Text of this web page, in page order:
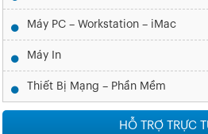
Máy PC – Workstation – iMac
Máy In
Thiết Bị Mạng – Phần Mềm
HỖ TRỢ TRỰC